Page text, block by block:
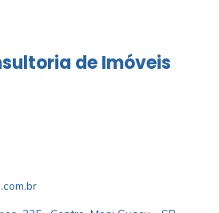
de Imóveis